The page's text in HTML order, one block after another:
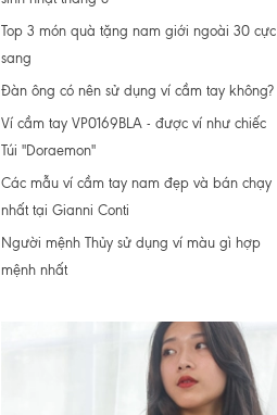
Top 3 món quà tặng nam giới ngoài 30 cực
sang
Đàn ông có nên sử dụng ví cầm tay không?
Ví cầm tay VP0169BLA - được ví như chiếc
Túi "Doraemon"
Các mẫu ví cầm tay nam đẹp và bán chạy
nhất tại Gianni Conti
Người mệnh Thủy sử dụng ví màu gì hợp
mệnh nhất